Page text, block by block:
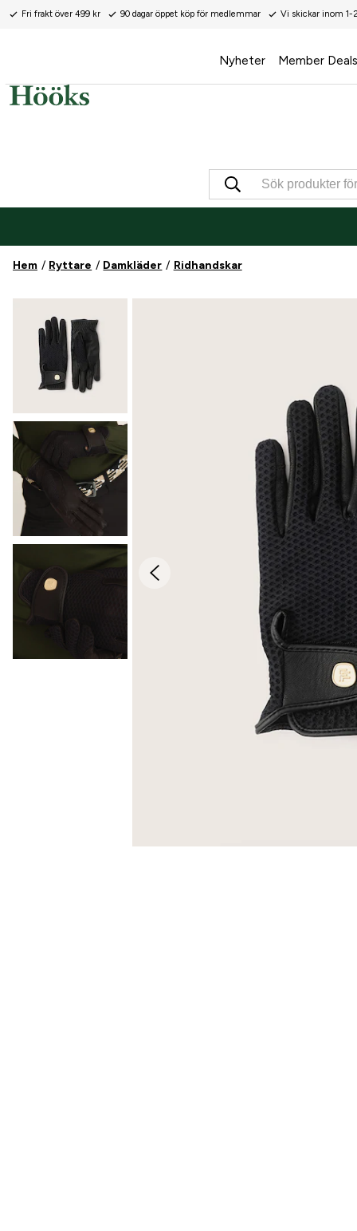
Fri frakt över 499 kr 90 dagar öppet köp för medlemmar Vi skickar inom 1-
Nyheter Member Deals
Hem Ryttare Damkläder Ridhandskar